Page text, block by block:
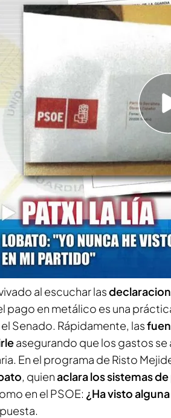
entra en 'Todo es mentira'
del Gobierno a Patxi
de pago
aclara el voto a favor de
"Lo que se convalida
en el queaparece el programa
contradicciones dentro del
han tenido que hablar sobre
de salir a la luz los supuestos
de una hipotética caja B.
al escuchar las
pago en metálico es una
Senado. Rápidamente, las
asegurando que los gastos se
En el programa de Risto
, quienaclara los sistemas
en el PSOE: ¿Ha visto